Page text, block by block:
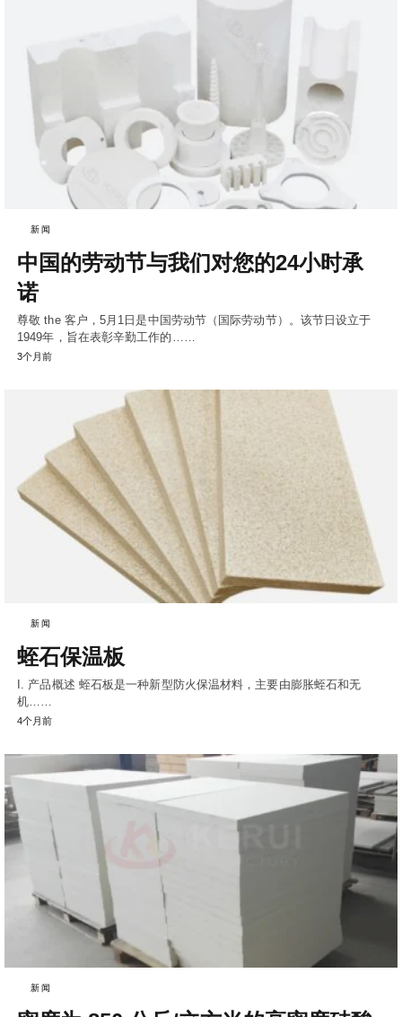
新闻
中国的劳动节与我们对您的24小时承
诺
尊敬 the 客户，5月1日是中国劳动节（国际劳动节）。该节日设立于
1949年，旨在表彰辛勤工作的……
3个月前
新闻
蛭石保温板
I. 产品概述 蛭石板是一种新型防火保温材料，主要由膨胀蛭石和无
机……
4个月前
新闻